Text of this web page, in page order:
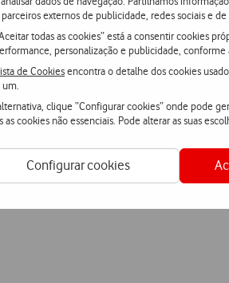
externos de publicidade, redes sociais e de
todas as cookies” está a consentir cookies
personalização e publicidade, conforme
de Cookiesencontra o detalhe dos cookies
clique “Configurar cookies” onde pode
as cookies não essenciais. Pode alterar as suas
Configurar cookies
que as agências de publicidade
Promo4U